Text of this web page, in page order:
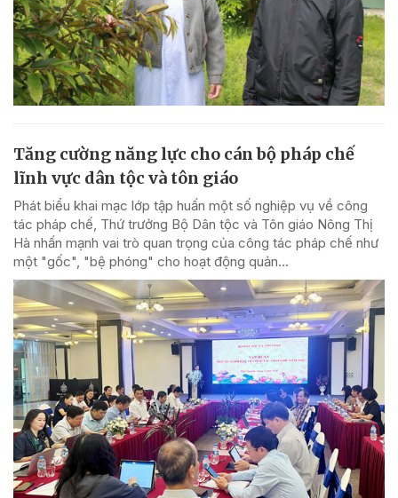
Tăng cường năng lực cho cán bộ pháp chế
lĩnh vực dân tộc và tôn giáo
Phát biểu khai mạc lớp tập huấn một số nghiệp vụ về công
tác pháp chế, Thứ trưởng Bộ Dân tộc và Tôn giáo Nông Thị
Hà nhấn mạnh vai trò quan trọng của công tác pháp chế như
một "gốc", "bệ phóng" cho hoạt động quản...